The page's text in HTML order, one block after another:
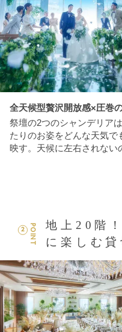
全天候型贅沢開放感×圧巻
祭壇の2つのシャンデリア
たりのお姿をどんな天気で
映す。天候に左右されない
POINT
2
地上20階
に楽しむ貸